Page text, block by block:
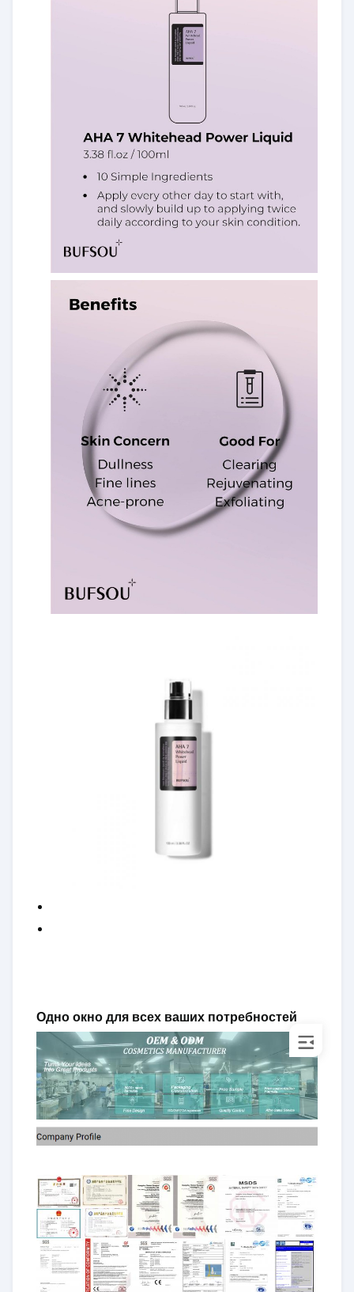
Одно окно для всех ваших потребностей